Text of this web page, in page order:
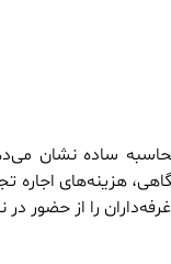
ساده نشان
هزینه‌های اجاره
را از حضور